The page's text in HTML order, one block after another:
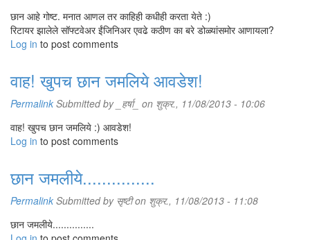
छान आहे गोष्ट. मनात आणल तर काहिही कधीही करता येते :)
रिटायर झालेले सॉफ्टवेअर ईंजिनिअर एवढे कठीण का बरे डोळ्यांसमोर आणायला?
Log in to post comments
वाह! खुपच छान जमलिये आवडेश!
Permalink Submitted by _हर्षा_ on शुक्र., 11/08/2013 - 10:06
वाह! खुपच छान जमलिये :) आवडेश!
Log in to post comments
छान जमलीये...............
Permalink Submitted by सृष्टीon शुक्र., 11/08/2013 - 11:08
छान जमलीये...............